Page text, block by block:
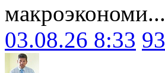
макроэкономи...
03.08.26 8:33 93